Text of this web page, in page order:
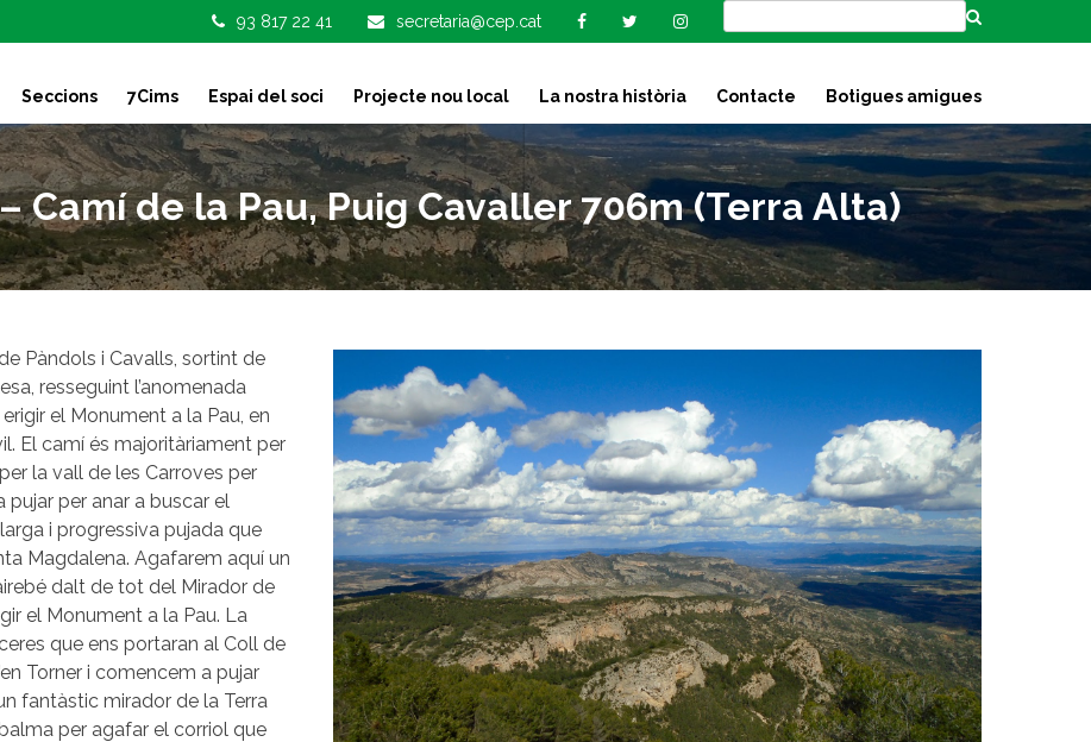
93 817 22 41 secretaria@cep.cat
Seccions 7Cims Espai del soci Projecte nou local La nostra història Contacte Botigues amigues
– Camí de la Pau, Puig Cavaller 706m (Terra Alta)
Pàndols i Cavalls, sortint de
resseguint l’anomenada
el Monument a la Pau, en
El camí és majoritàriament per
la vall de les Carroves per
per anar a buscar el
i progressiva pujada que
Magdalena. Agafarem aquí un
dalt de tot del Mirador de
el Monument a la Pau. La
que ens portaran al Coll de
Torner i comencem a pujar
fantàstic mirador de la Terra
per agafar el corriol que